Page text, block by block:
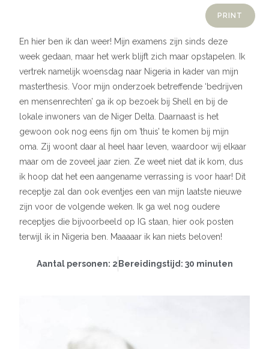
PRINT
En hier ben ik dan weer! Mijn examens zijn sinds deze
week gedaan, maar het werk blijft zich maar opstapelen. Ik
vertrek namelijk woensdag naar Nigeria in kader van mijn
masterthesis. Voor mijn onderzoek betreffende ‘bedrijven
en mensenrechten’ ga ik op bezoek bij Shell en bij de
lokale inwoners van de Niger Delta. Daarnaast is het
gewoon ook nog eens fijn om ’thuis’ te komen bij mijn
oma. Zij woont daar al heel haar leven, waardoor wij elkaar
maar om de zoveel jaar zien. Ze weet niet dat ik kom, dus
ik hoop dat het een aangename verrassing is voor haar! Dit
receptje zal dan ook eventjes een van mijn laatste nieuwe
zijn voor de volgende weken. Ik ga wel nog oudere
receptjes die bijvoorbeeld op IG staan, hier ook posten
terwijl ik in Nigeria ben. Maaaaar ik kan niets beloven!
Aantal personen: 2 Bereidingstijd: 30 minuten